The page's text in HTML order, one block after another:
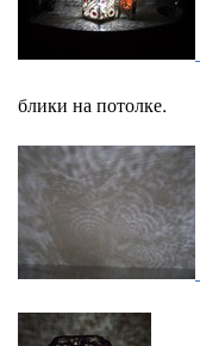
блики на потолке.